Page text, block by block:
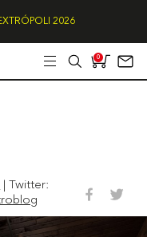
2026
0
| Twitter: